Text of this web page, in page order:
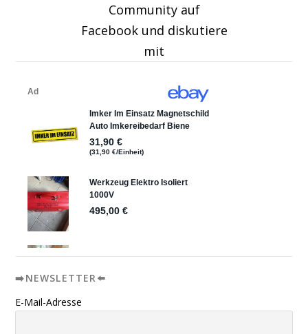
Community auf
Facebook und diskutiere
mit
➡️NEWSLETTER⬅️
E-Mail-Adresse